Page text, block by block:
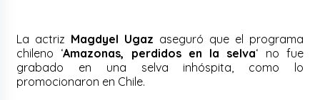
La actriz Magdyel Ugaz aseguró que el programa
chileno ‘Amazonas, perdidos en la selva‘ no fue
grabado en una selva inhóspita, como lo
promocionaron en Chile.